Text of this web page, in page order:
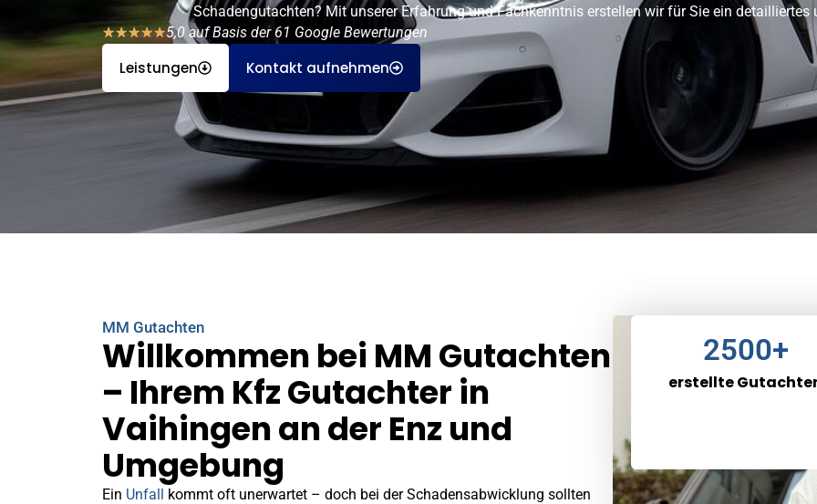
Schadengutachten? Mit unserer Erfahrung und Fachkenntnis erstellen wir für Sie ein detailliertes
★★★★★5,0 auf Basis der 61 Google Bewertungen
Leistungen Kontakt aufnehmen
MM Gutachten
Willkommen bei MM Gutachten
– Ihrem Kfz Gutachter in
Vaihingen an der Enz und
Umgebung
Ein Unfall kommt oft unerwartet – doch bei der Schadensabwicklung sollten
erstellte
2500+